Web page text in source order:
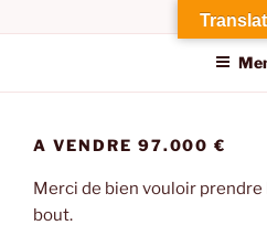
au
principal
A VENDRE 97.000 €
Merci de bien vouloir prendre
bout.